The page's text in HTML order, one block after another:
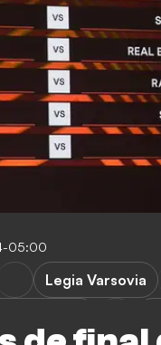
05:00
Legia Varsovia